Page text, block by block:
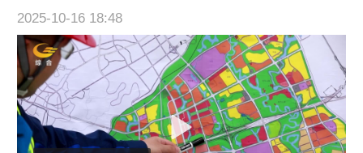
2025-10-16 18:48